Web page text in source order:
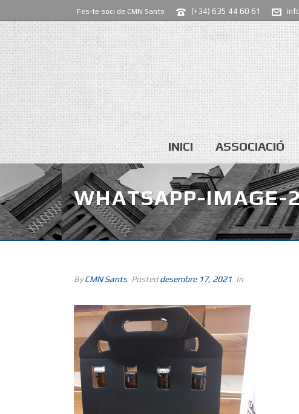
Fes-te soci de CMN Sants (+34) 635 44 60 61
INICI ASSOCIACIÓ
WHATSAPP-
ByCMN Sants Posteddesembre 17, 2021 In